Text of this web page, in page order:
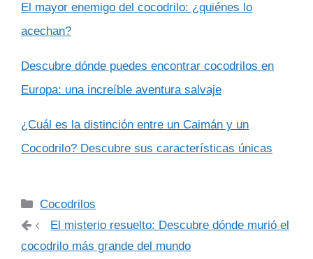
El mayor enemigo del cocodrilo: ¿quiénes lo
acechan?
Descubre dónde puedes encontrar cocodrilos en
Europa: una increíble aventura salvaje
¿Cuál es la distinción entre un Caimán y un
Cocodrilo? Descubre sus características únicas
Categorías
Cocodrilos
El misterio resuelto: Descubre dónde murió el
cocodrilo más grande del mundo